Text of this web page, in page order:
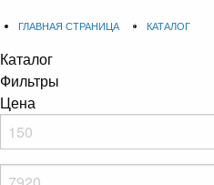
ГЛАВНАЯ СТРАНИЦА КАТАЛОГ
Каталог
Фильтры
Цена